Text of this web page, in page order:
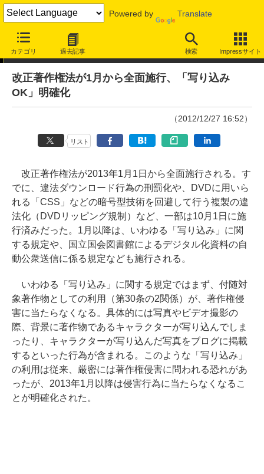
Powered by Translate
カテゴリ 過去記事 検索 Impressサイト
ニュース
改正著作権法が1月から全面施行、「写り込み
OK」明確化
（2012/12/27 16:52）
リスト
改正著作権法が2013年1月1日から全面施行される。す
でに、違法ダウンロード行為の刑罰化や、DVDに用いら
れる「CSS」などの暗号型技術を回避して行う複製の違
法化（DVDリッピング規制）など、一部は10月1日に施
行済みだった。1月以降は、いわゆる「写り込み」に関
する規定や、国立国会図書館によるデジタル化資料の自
動公衆送信に係る規定なども施行される。
いわゆる「写り込み」に関する規定ではまず、付随対
象著作物としての利用（第30条の2関係）が、著作権侵
害に当たらなくなる。具体的には写真やビデオ撮影の
際、背景に著作物であるキャラクターが写り込んでしま
ったり、キャラクターが写り込んだ写真をブログに掲載
するといった行為が含まれる。このような「写り込み」
の利用は従来、厳密には著作権侵害に問われる恐れがあ
ったが、2013年1月以降は侵害行為に当たらなくなるこ
とが明確化された。